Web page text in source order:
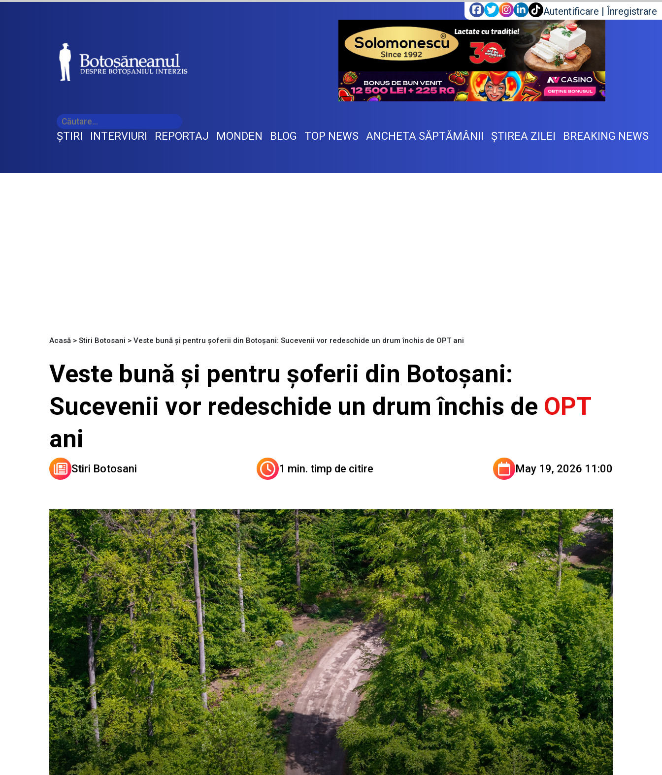
Autentificare | Înregistrare
ŞTIRI INTERVIURI REPORTAJ MONDEN BLOG TOP NEWS ANCHETA SĂPTĂMÂNII ŞTIREA ZILEI BREAKING NEWS
Acasă > Stiri Botosani > Veste bună și pentru șoferii din Botoșani: Sucevenii vor redeschide un drum închis de OPT ani
Veste bună și pentru șoferii din Botoșani:
Sucevenii vor redeschide un drum închis de OPT
ani
Stiri Botosani 1 min. timp de citire May 19, 2026 11:00